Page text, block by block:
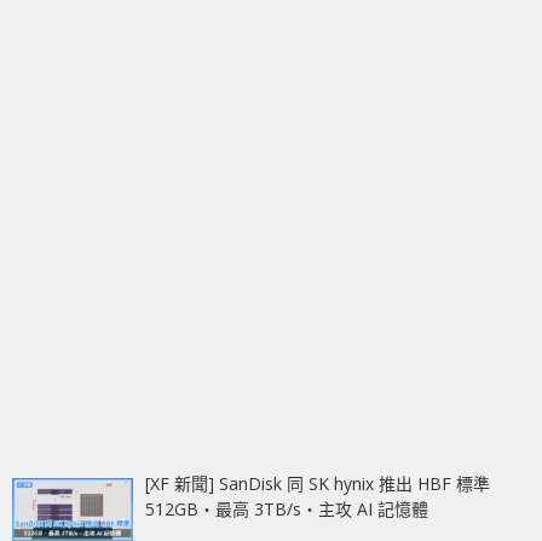
[XF 新聞] SanDisk 同 SK hynix 推出 HBF 標準
512GB‧最高 3TB/s‧主攻 AI 記憶體